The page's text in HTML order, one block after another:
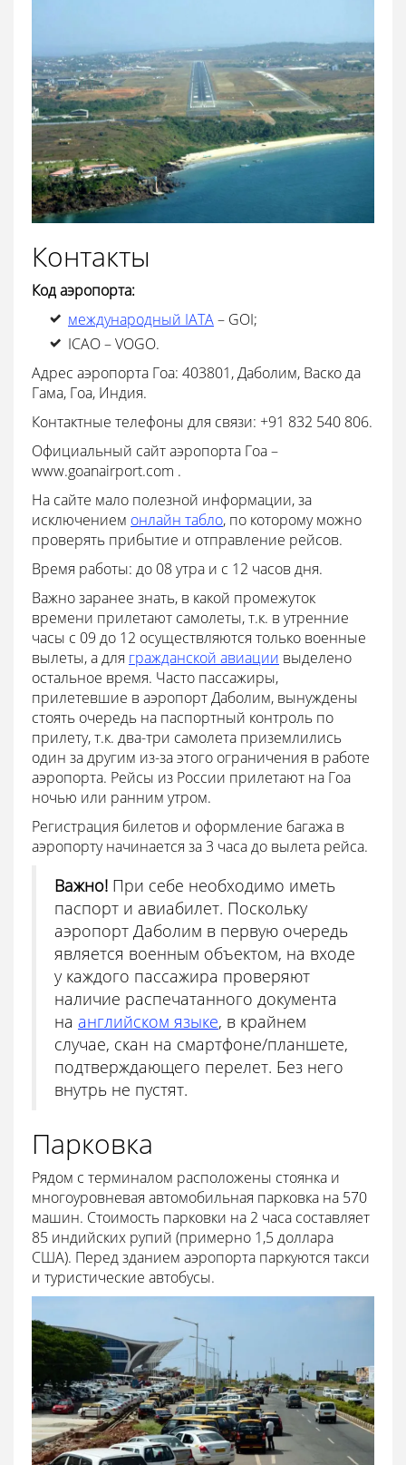
Контакты
Код аэропорта:
международный IATA– GOI;
ICAO – VOGO.
Адрес аэропорта Гоа: 403801, Даболим, Васко да
Гама, Гоа, Индия.
Контактные телефоны для связи: +91 832 540 806.
Официальный сайт аэропорта Гоа –
www.goanairport.com .
На сайте мало полезной информации, за
исключением онлайн табло, по которому можно
проверять прибытие и отправление рейсов.
Время работы: до 08 утра и с 12 часов дня.
Важно заранее знать, в какой промежуток
времени прилетают самолеты, т.к. в утренние
часы с 09 до 12 осуществляются только военные
вылеты, а для гражданской авиации выделено
остальное время. Часто пассажиры,
прилетевшие в аэропорт Даболим, вынуждены
стоять очередь на паспортный контроль по
прилету, т.к. два-три самолета приземлились
один за другим из-за этого ограничения в работе
аэропорта. Рейсы из России прилетают на Гоа
ночью или ранним утром.
Регистрация билетов и оформление багажа в
аэропорту начинается за 3 часа до вылета рейса.
Важно! При себе необходимо иметь
паспорт и авиабилет. Поскольку
аэропорт Даболим в первую очередь
является военным объектом, на входе
у каждого пассажира проверяют
наличие распечатанного документа
на английском языке, в крайнем
случае, скан на смартфоне/планшете,
подтверждающего перелет. Без него
внутрь не пустят.
Парковка
Рядом с терминалом расположены стоянка и
многоуровневая автомобильная парковка на 570
машин. Стоимость парковки на 2 часа составляет
85 индийских рупий (примерно 1,5 доллара
США). Перед зданием аэропорта паркуются такси
и туристические автобусы.